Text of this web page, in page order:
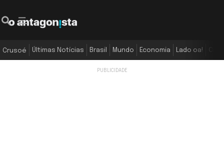
Crusoé Últimas Notícias Brasil Mundo Economia Lado oa!